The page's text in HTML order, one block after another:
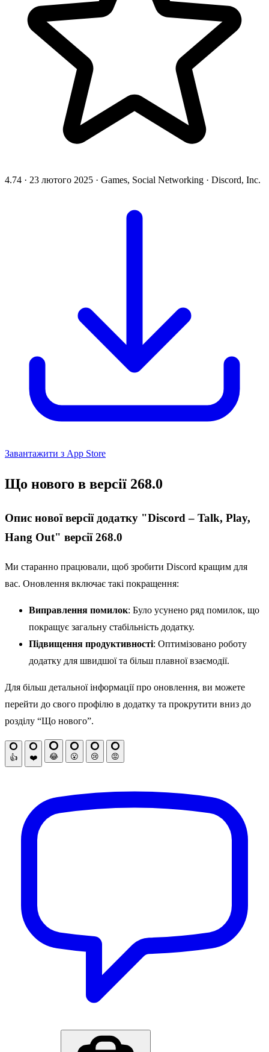
4.74 · 23 лютого 2025 · Games, Social Networking · Discord, Inc.
Завантажити з App Store
Що нового в версії 268.0
Опис нової версії додатку "Discord – Talk, Play,
Hang Out" версії 268.0
Ми старанно працювали, щоб зробити Discord кращим для
вас. Оновлення включає такі покращення:
Виправлення помилок: Було усунено ряд помилок, що
покращує загальну стабільність додатку.
Підвищення продуктивності: Оптимізовано роботу
додатку для швидшої та більш плавної взаємодії.
Для більш детальної інформації про оновлення, ви можете
перейти до свого профілю в додатку та прокрутити вниз до
розділу “Що нового”.
👍 ❤️ 😂 😮 😢 😡